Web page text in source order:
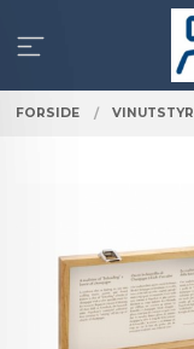
innholdet
FORSIDE VINUTSTYR